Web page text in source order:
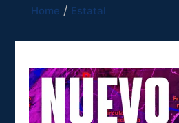
Home Estatal